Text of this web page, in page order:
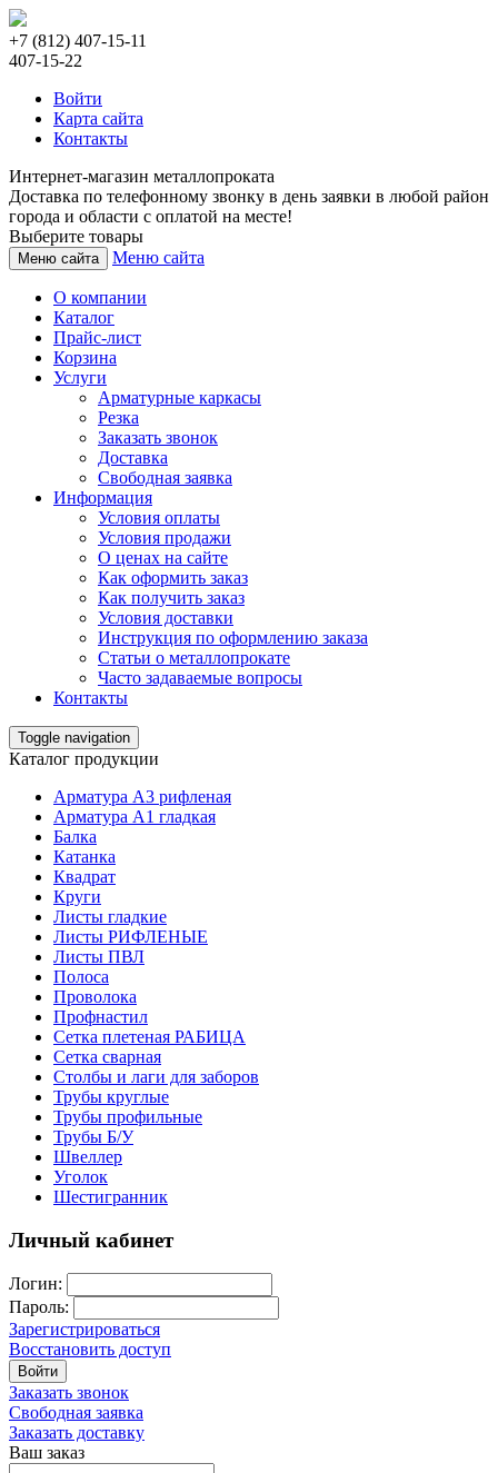
+7 (812) 407-15-11
407-15-22
Войти
Карта сайта
Контакты
Интернет-магазин металлопроката
Доставка по телефонному звонку в день заявки в любой район
города и области с оплатой на месте!
Выберите товары
Меню сайта Меню сайта
О компании
Каталог
Прайс-лист
Корзина
Услуги
Арматурные каркасы
Резка
Заказать звонок
Доставка
Свободная заявка
Информация
Условия оплаты
Условия продажи
О ценах на сайте
Как оформить заказ
Как получить заказ
Условия доставки
Инструкция по оформлению заказа
Статьи о металлопрокате
Часто задаваемые вопросы
Контакты
Toggle navigation
Каталог продукции
Арматура А3 рифленая
Арматура А1 гладкая
Балка
Катанка
Квадрат
Круги
Листы гладкие
Листы РИФЛЕНЫЕ
Листы ПВЛ
Полоса
Проволока
Профнастил
Сетка плетеная РАБИЦА
Сетка сварная
Столбы и лаги для заборов
Трубы круглые
Трубы профильные
Трубы Б/У
Швеллер
Уголок
Шестигранник
Личный кабинет
Логин:
Пароль:
Зарегистрироваться
Восстановить доступ
Войти
Заказать звонок
Свободная заявка
Заказать доставку
Ваш заказ